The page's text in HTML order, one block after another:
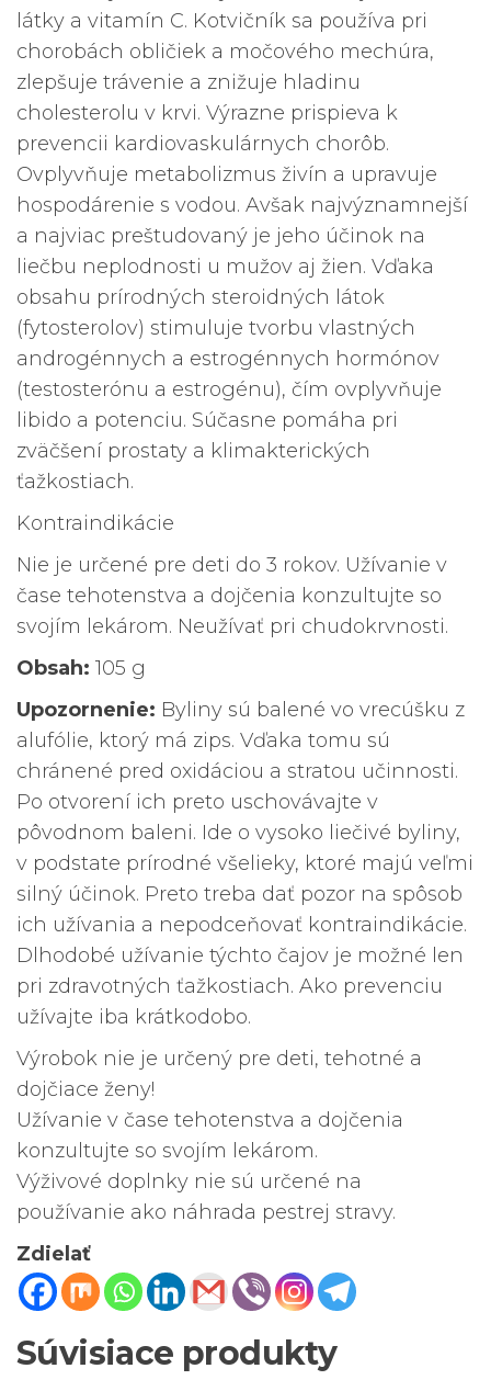
látky a vitamín C. Kotvičník sa používa pri
chorobách obličiek a močového mechúra,
zlepšuje trávenie a znižuje hladinu
cholesterolu v krvi. Výrazne prispieva k
prevencii kardiovaskulárnych chorôb.
Ovplyvňuje metabolizmus živín a upravuje
hospodárenie s vodou. Avšak najvýznamnejší
a najviac preštudovaný je jeho účinok na
liečbu neplodnosti u mužov aj žien. Vďaka
obsahu prírodných steroidných látok
(fytosterolov) stimuluje tvorbu vlastných
androgénnych a estrogénnych hormónov
(testosterónu a estrogénu), čím ovplyvňuje
libido a potenciu. Súčasne pomáha pri
zväčšení prostaty a klimakterických
ťažkostiach.
Kontraindikácie
Nie je určené pre deti do 3 rokov. Užívanie v
čase tehotenstva a dojčenia konzultujte so
svojím lekárom. Neužívať pri chudokrvnosti.
Obsah: 105 g
Upozornenie: Byliny sú balené vo vrecúšku z
alufólie, ktorý má zips. Vďaka tomu sú
chránené pred oxidáciou a stratou učinnosti.
Po otvorení ich preto uschovávajte v
pôvodnom baleni. Ide o vysoko liečivé byliny,
v podstate prírodné všelieky, ktoré majú veľmi
silný účinok. Preto treba dať pozor na spôsob
ich užívania a nepodceňovať kontraindikácie.
Dlhodobé užívanie týchto čajov je možné len
pri zdravotných ťažkostiach. Ako prevenciu
užívajte iba krátkodobo.
Výrobok nie je určený pre deti, tehotné a
dojčiace ženy!
Užívanie v čase tehotenstva a dojčenia
konzultujte so svojím lekárom.
Výživové doplnky nie sú určené na
používanie ako náhrada pestrej stravy.
Zdielať
Súvisiace produkty